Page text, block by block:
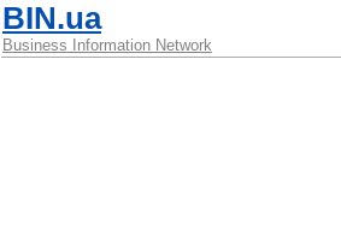
BIN.ua
Business Information Network